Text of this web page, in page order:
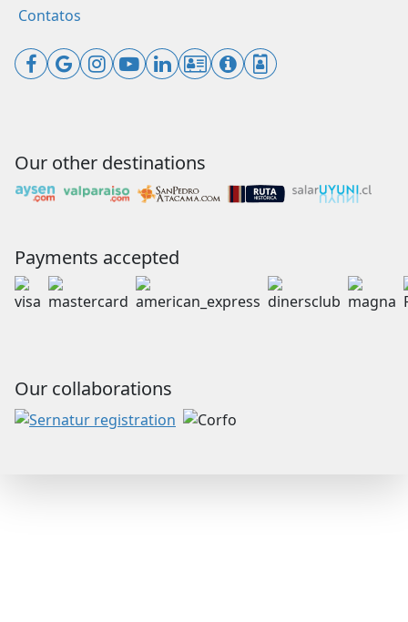
Contatos
Our other destinations
Payments accepted
Our collaborations